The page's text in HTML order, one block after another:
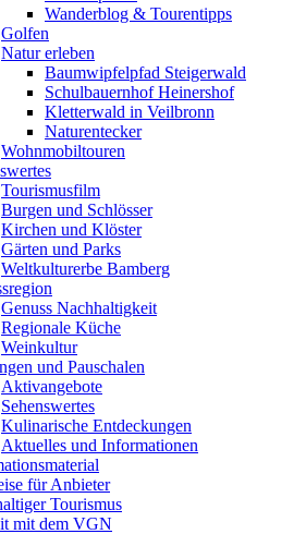
Wanderblog & Tourentipps
Golfen
Natur erleben
Baumwipfelpfad Steigerwald
Schulbauernhof Heinershof
Kletterwald in Veilbronn
Naturentecker
Wohnmobiltouren
Tourismusfilm
Burgen und Schlösser
Kirchen und Klöster
Gärten und Parks
Weltkulturerbe Bamberg
Genuss Nachhaltigkeit
Regionale Küche
Weinkultur
und Pauschalen
Aktivangebote
Sehenswertes
Kulinarische Entdeckungen
Aktuelles und Informationen
für Anbieter
Tourismus
mit dem VGN